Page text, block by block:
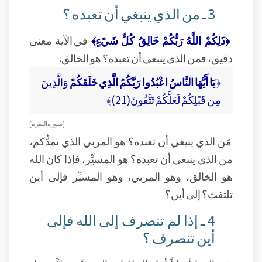
3 ـ من الذي ينبغي أن تعبده ؟
﴿ذَلِكُمْ اللَّهُ رَبُّكُمْ خَالِقُ كُلِّ شَيْءٍ﴾ في الآية معنى
دقيق، فمن الذي ينبغي أن تعبده؟ هو الخالق.
﴿يَا أَيُّهَا النَّاسُ اعْبُدُوا رَبَّكُمُ الَّذِي خَلَقَكُمْوَالَّذِينَ
مِن قَبْلِكُمْ لَعَلَّكُمْ تَتَّقُونَ(21)﴾
[ سورة البقرة ]
مَن الذي ينبغي أن تعبده؟ هو المربي الذي يمدُّكم،
من الذي ينبغي أن تعبده؟ هو المسيِّر، فإذا كان الله
هو الخالق، وهو المربي، وهو المسيِّر فإلى أين
تلتفت؟ إلى أين؟
4 ـ إذا لم تنصرف إلى الله فإلى
أين تنصرف ؟